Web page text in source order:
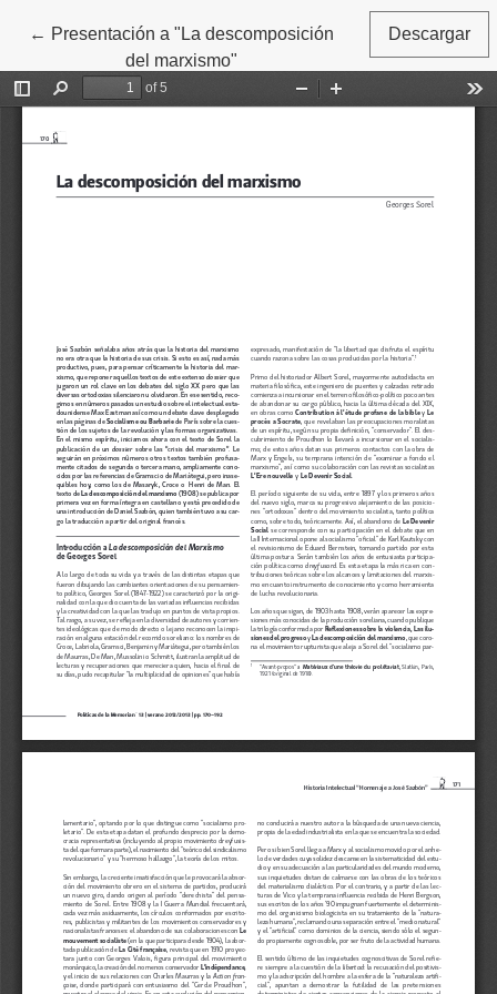
← Volver a los detalles del artículo
Presentación a "La descomposición
del marxismo"
Descargar